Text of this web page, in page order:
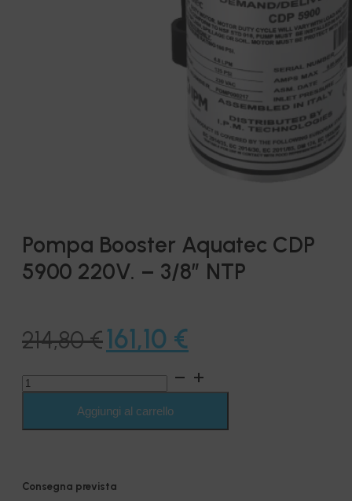
Pompa Booster Aquatec CDP
5900 220V. – 3/8″ NTP
214,80€Il
originale
era:
161,10 €
prezzo
attuale
è:
Pompa
Booster
5900
3/8"
NTP
Aggiungi al carrello
Consegna prevista